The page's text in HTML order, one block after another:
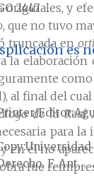
y
, que no tuvo
truncada en
al final del
de la Real
para
él no
fue
2447
Editor
Universidad
F. Ant...